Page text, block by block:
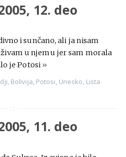
12. deo
i sunčano, ali ja nisam
u njemu jer sam morala
je Potosi »
, Bolivija, Potosi, Unesko, Lista
11. deo